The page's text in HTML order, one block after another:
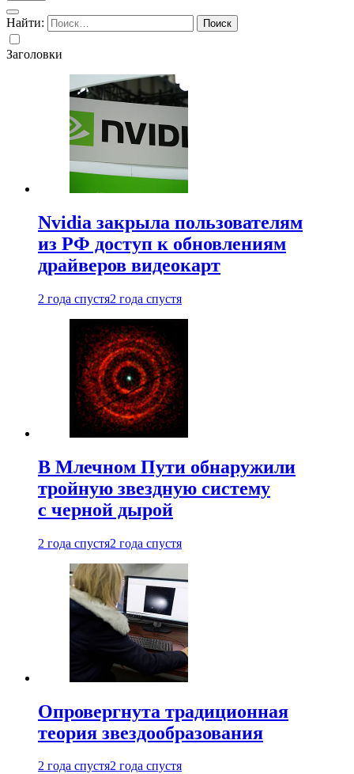
Найти:
Заголовки
Nvidia закрыла пользователям
из РФ доступ к обновлениям
драйверов видеокарт
2 года спустя2 года спустя
В Млечном Пути обнаружили
тройную звездную систему
с черной дырой
2 года спустя2 года спустя
Опровергнута традиционная
теория звездообразования
2 года спустя2 года спустя